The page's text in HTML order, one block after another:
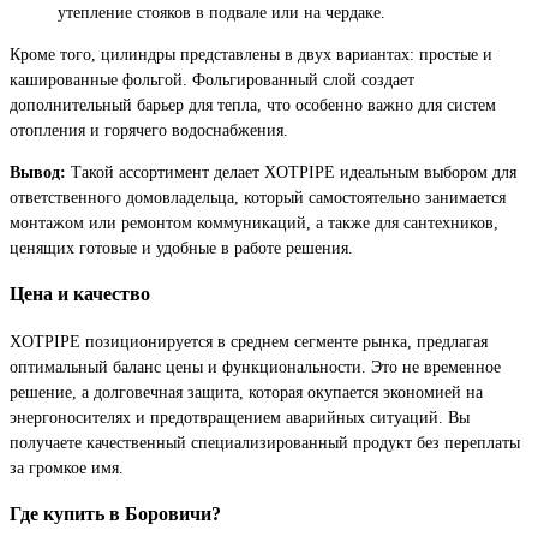
утепление стояков в подвале или на чердаке.
Кроме того, цилиндры представлены в двух вариантах: простые и
кашированные фольгой. Фольгированный слой создает
дополнительный барьер для тепла, что особенно важно для систем
отопления и горячего водоснабжения.
Вывод: Такой ассортимент делает XOTPIPE идеальным выбором для
ответственного домовладельца, который самостоятельно занимается
монтажом или ремонтом коммуникаций, а также для сантехников,
ценящих готовые и удобные в работе решения.
Цена и качество
XOTPIPE позиционируется в среднем сегменте рынка, предлагая
оптимальный баланс цены и функциональности. Это не временное
решение, а долговечная защита, которая окупается экономией на
энергоносителях и предотвращением аварийных ситуаций. Вы
получаете качественный специализированный продукт без переплаты
за громкое имя.
Где купить в Боровичи?